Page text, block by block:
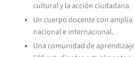
cultural y la acción ciudadana.
Un cuerpo docente con
nacional e internacional.
Una comunidad de